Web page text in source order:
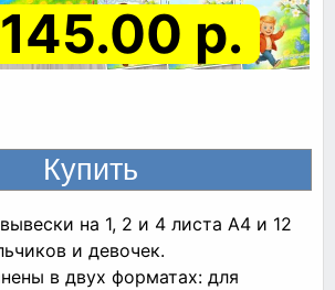
145.00 р.
на 1, 2 и 4 листа А4 и 12
и девочек.
в двух форматах: для